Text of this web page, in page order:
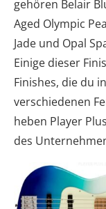
gehören Belair
Aged Olympic
Jade und Opal
Einige dieser
Finishes, die du
verschiedenen
heben Player
des